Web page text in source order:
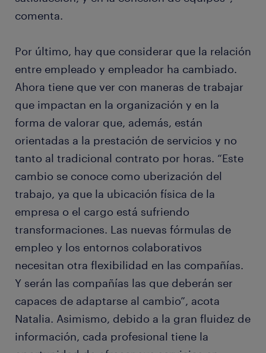
comenta.
Por último, hay que considerar que la relación
entre empleado y empleador ha cambiado.
Ahora tiene que ver con maneras de trabajar
que impactan en la organización y en la
forma de valorar que, además, están
orientadas a la prestación de servicios y no
tanto al tradicional contrato por horas. “Este
cambio se conoce como uberización del
trabajo, ya que la ubicación física de la
empresa o el cargo está sufriendo
transformaciones. Las nuevas fórmulas de
empleo y los entornos colaborativos
necesitan otra flexibilidad en las compañías.
Y serán las compañías las que deberán ser
capaces de adaptarse al cambio”, acota
Natalia. Asimismo, debido a la gran fluidez de
información, cada profesional tiene la